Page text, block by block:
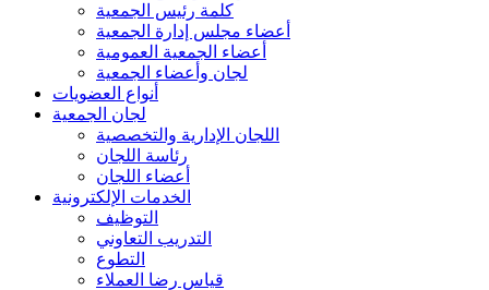
كلمة رئيس الجمعية
أعضاء مجلس إدارة الجمعية
أعضاء الجمعية العمومية
لجان وأعضاء الجمعية
أنواع العضويات
لجان الجمعية
اللجان الإدارية والتخصصية
رئاسة اللجان
أعضاء اللجان
الخدمات الإلكترونية
التوظيف
التدريب التعاوني
التطوع
قياس رضا العملاء